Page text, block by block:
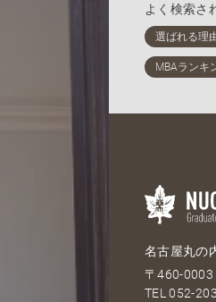
よく検索さ
名古屋丸の
〒460-
TEL052-